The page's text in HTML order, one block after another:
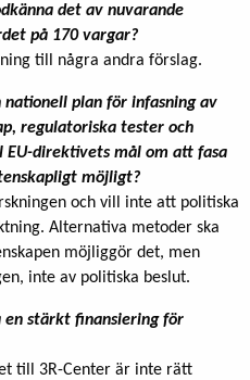
det av nuvarande
på 170 vargar?
till några andra förslag.
plan för infasning av
regulatoriska tester och
direktivets mål om att fasa
möjligt?
och vill inte att politiska
Alternativa metoder ska
möjliggör det, men
inte av politiska beslut.
stärkt finansiering för
till 3R-Center är inte rätt